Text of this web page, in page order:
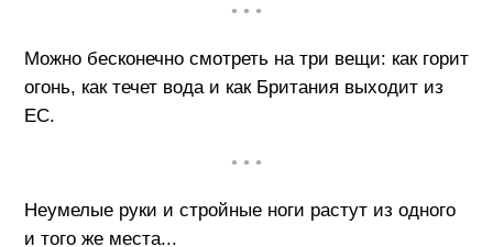
• • •
Можно бесконечно смотреть на три вещи: как горит
огонь, как течет вода и как Британия выходит из
ЕС.
• • •
Неумелые руки и стройные ноги растут из одного
и того же места...